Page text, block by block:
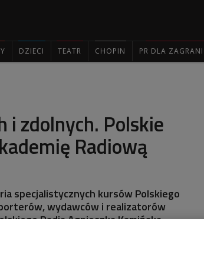
DZIECI TEATR CHOPIN PR DLA
i zdolnych. Polskie
Radiową
specjalistycznych kursów Polskiego
wydawców i realizatorów
Radia Agnieszka Kamińska,
warsztatową.